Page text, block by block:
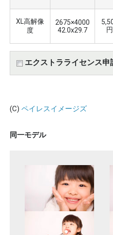
XL高解像
度
2675×4000
42.0x29.7
円
エクストラライセンス
(C) ペイレスイメージズ
同一モデル